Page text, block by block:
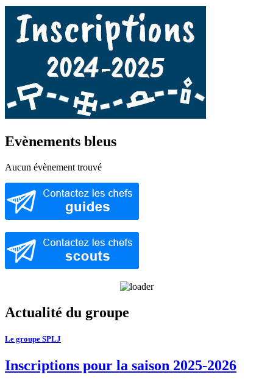
Evènements bleus
Aucun évènement trouvé
Actualité du groupe
Le groupe SPLJ
Inscriptions pour la saison 2025-2026